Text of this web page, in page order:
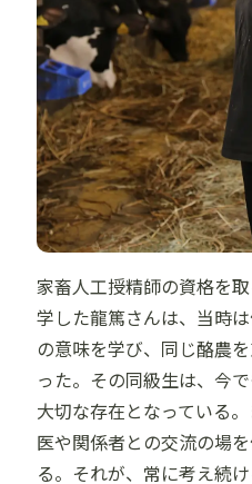
家畜人工授精師の資格を
学した龍篤さんは、当時
の意味を学び、同じ酪農
った。その同級生は、今
大切な存在となっている
医や関係者との交流の場
る。それが、常に考え続